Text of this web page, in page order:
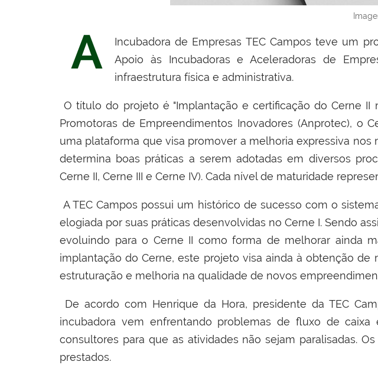
A Incubadora de Empresas TEC Campos teve um
Apoio às Incubadoras e Aceleradoras de
infraestrutura física e administrativa.
O título do projeto é "Implantação e certificação do Cerne II
Promotoras de Empreendimentos Inovadores (Anprotec), o
uma plataforma que visa promover a melhoria expressiva
determina boas práticas a serem adotadas em diversos
Cerne II, Cerne III e Cerne IV). Cada nível de maturidade
A TEC Campos possui um histórico de sucesso com o
elogiada por suas práticas desenvolvidas no Cerne I. Sendo
evoluindo para o Cerne II como forma de melhorar ainda
implantação do Cerne, este projeto visa ainda à obtenção
estruturação e melhoria na qualidade de novos
De acordo com Henrique da Hora, presidente da TEC
incubadora vem enfrentando problemas de fluxo de
consultores para que as atividades não sejam paralisadas.
prestados.